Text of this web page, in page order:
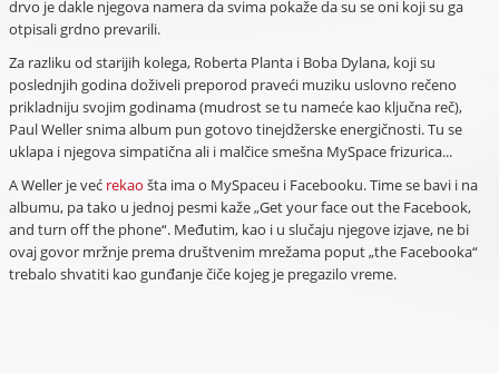
drvo je dakle njegova namera da svima pokaže da su se oni koji su ga
otpisali grdno prevarili.
Za razliku od starijih kolega, Roberta Planta i Boba Dylana, koji su
poslednjih godina doživeli preporod praveći muziku uslovno rečeno
prikladniju svojim godinama (mudrost se tu nameće kao ključna reč),
Paul Weller snima album pun gotovo tinejdžerske energičnosti. Tu se
uklapa i njegova simpatična ali i malčice smešna MySpace frizurica...
A Weller je već rekao šta ima o MySpaceu i Facebooku. Time se bavi i na
albumu, pa tako u jednoj pesmi kaže „Get your face out the Facebook,
and turn off the phone“. Međutim, kao i u slučaju njegove izjave, ne bi
ovaj govor mržnje prema društvenim mrežama poput „the Facebooka“
trebalo shvatiti kao gunđanje čiče kojeg je pregazilo vreme.